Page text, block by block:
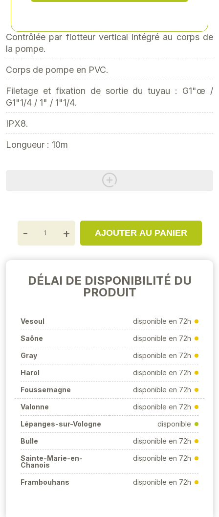
Contrôlée par flotteur vertical intégré au corps de
la pompe.
Corps de pompe en PVC.
Filetage et fixation de sortie du tuyau : G1"œ /
G1"1/4 / 1" / 1"1/4.
IPX8.
Longueur : 10m
- + AJOUTER AU PANIER
DÉLAI DE DISPONIBILITÉ DU
PRODUIT
Vesoul disponible en 72h
Saône disponible en 72h
Gray disponible en 72h
Harol disponible en 72h
Foussemagne disponible en 72h
Valonne disponible en 72h
Lépanges-sur-Vologne disponible
Bulle disponible en 72h
Sainte-Marie-en-
Chanois
disponible en 72h
Frambouhans disponible en 72h